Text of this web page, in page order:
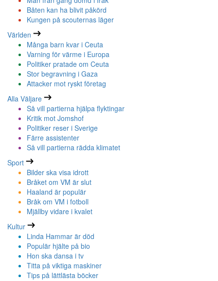
Båten kan ha blivit påkörd
Kungen på scouternas läger
Världen
Många barn kvar i Ceuta
Varning för värme i Europa
Politiker pratade om Ceuta
Stor begravning i Gaza
Attacker mot ryskt företag
Alla Väljare
Så vill partierna hjälpa flyktingar
Kritik mot Jomshof
Politiker reser i Sverige
Färre assistenter
Så vill partierna rädda klimatet
Sport
Bilder ska visa idrott
Bråket om VM är slut
Haaland är populär
Bråk om VM i fotboll
Mjällby vidare i kvalet
Kultur
Linda Hammar är död
Populär hjälte på bio
Hon ska dansa i tv
Titta på viktiga maskiner
Tips på lättlästa böcker